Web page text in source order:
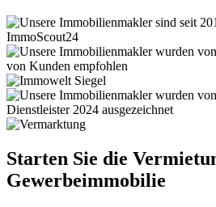
Starten Sie die
Gewerbeimmobilie